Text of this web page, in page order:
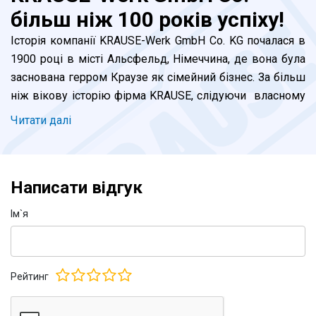
більш ніж 100 років успіху!
Історія компанії KRAUSE-Werk GmbH Co. KG почалаcя в
1900 році в місті Альсфельд, Німеччина, де вона була
заснована герром Краузе як сімейний бізнес. За більш
ніж вікову історію фірма KRAUSE, слідуючи власному
девізу "Надійно та продумано!", перетворилась в
продовжують власні традиції в сфері виробництва
функціонують заводи побудовані в Німеччині, Польщі
країнах світу. Компанія не стоїть на місці, знаходиться
в постійному розвитку.
Читати далi
Написати відгук
Iм`я
Рейтинг